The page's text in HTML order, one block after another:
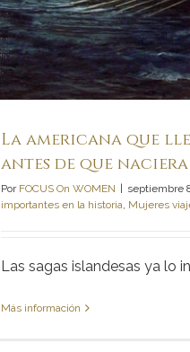
La americana que
antes de que
Por FOCUS On WOMEN | septiembre
importantes en la historia Mujeres
Las sagas islandesas ya lo
Más información